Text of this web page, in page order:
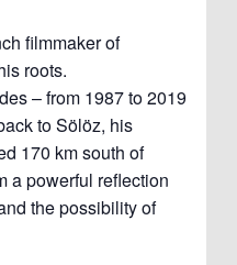
filmmaker of
roots.
– from 1987 to 2019
to Sölöz, his
170 km south of
a powerful reflection
the possibility of